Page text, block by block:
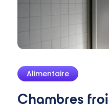
Alimentaire
Chambres